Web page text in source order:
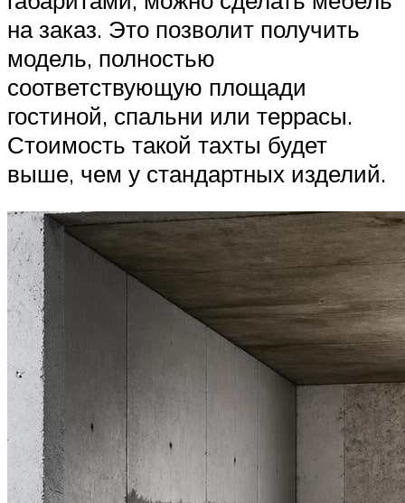
на заказ. Это позволит получить
модель, полностью
соответствующую площади
гостиной, спальни или террасы.
Стоимость такой тахты будет
выше, чем у стандартных изделий.